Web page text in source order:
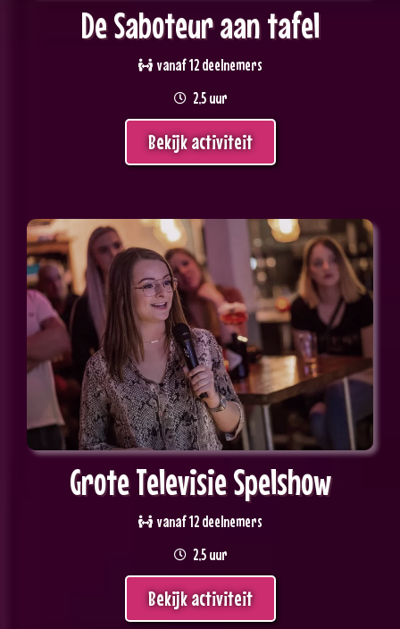
De Saboteur aan tafel
vanaf 12 deelnemers
2,5 uur
Bekijk activiteit
Grote Televisie Spelshow
vanaf 12 deelnemers
2,5 uur
Bekijk activiteit